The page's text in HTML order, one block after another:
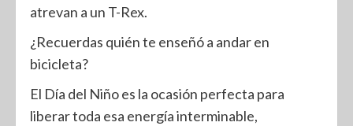
atrevan a un T-Rex.
¿Recuerdas quién te enseñó a andar en
bicicleta?
El Día del Niño es la ocasión perfecta para
liberar toda esa energía interminable,